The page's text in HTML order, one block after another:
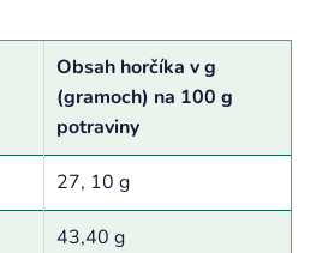
Obsah horčíka v g
(gramoch) na 100 g
potraviny
27, 10 g
43,40 g